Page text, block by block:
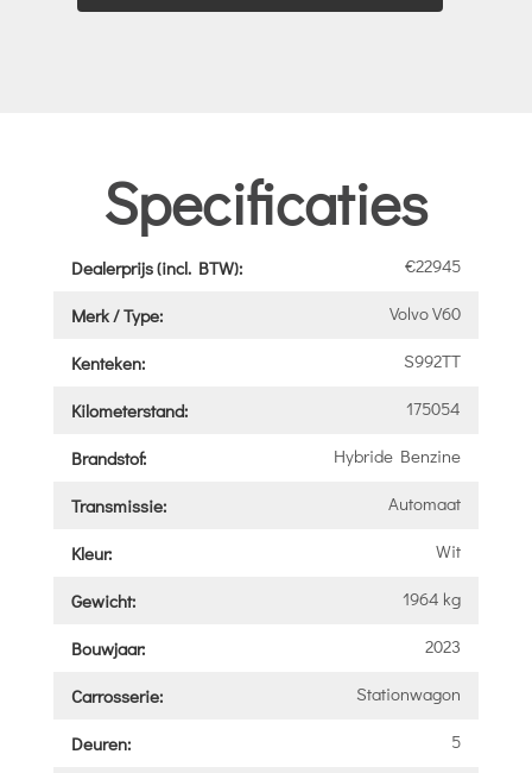
Specificaties
Dealerprijs (incl. BTW): €22945
Merk / Type: Volvo V60
Kenteken: S992TT
Kilometerstand: 175054
Brandstof: Hybride Benzine
Transmissie: Automaat
Kleur: Wit
Gewicht: 1964 kg
Bouwjaar: 2023
Carrosserie: Stationwagon
Deuren: 5